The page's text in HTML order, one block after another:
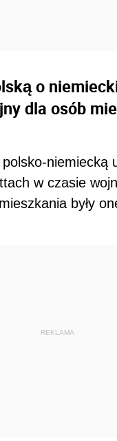
o
dla osób
niemiecką
w czasie
były
REKLAMA